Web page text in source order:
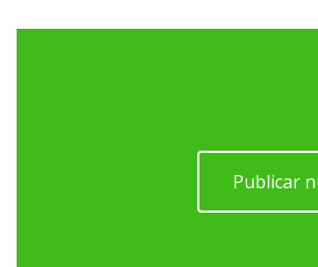
Publicar